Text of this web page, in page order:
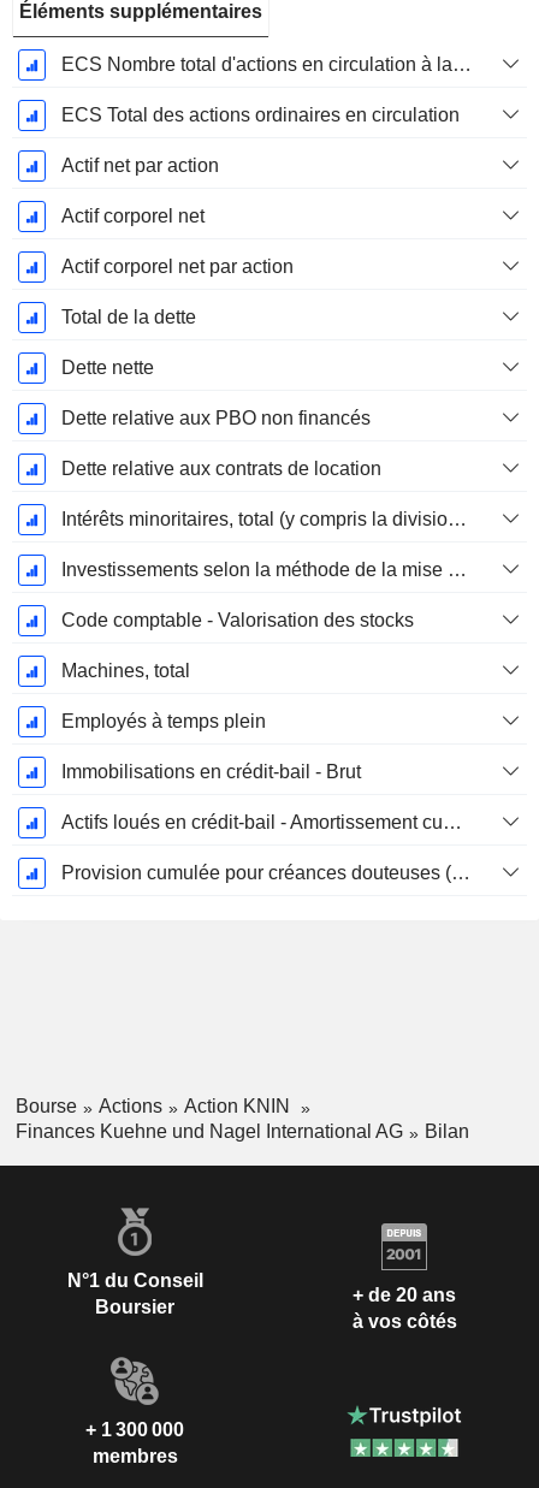
Éléments supplémentaires
ECS Nombre total d'actions en circulation à la date de dépôt
ECS Total des actions ordinaires en circulation
Actif net par action
Actif corporel net
Actif corporel net par action
Total de la dette
Dette nette
Dette relative aux PBO non financés
Dette relative aux contrats de location
Intérêts minoritaires, total (y compris la division financière)
Investissements selon la méthode de la mise en équivalence, total
Code comptable - Valorisation des stocks
Machines, total
Employés à temps plein
Immobilisations en crédit-bail - Brut
Actifs loués en crédit-bail - Amortissement cumulé
Provision cumulée pour créances douteuses (Supple)
Bourse Actions
Action KNIN
Finances Kuehne und Nagel International AG
Bilan
N°1 du Conseil
Boursier
+ de 20 ans
à vos côtés
+ 1 300 000
membres